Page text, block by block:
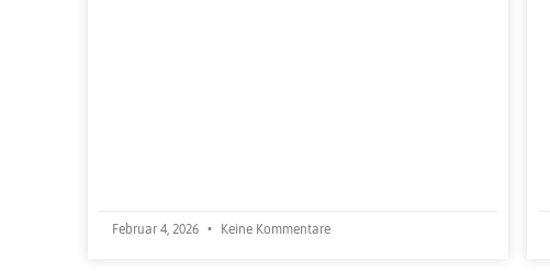
Februar 4, 2026 Keine Kommentare